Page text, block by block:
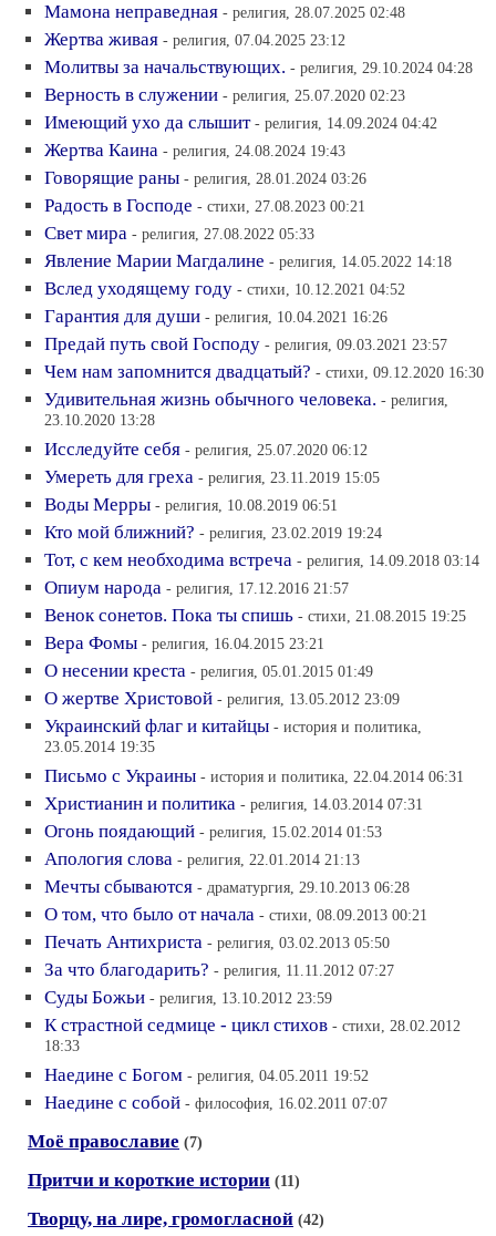
Мамона неправедная - религия, 28.07.2025 02:48
Жертва живая - религия, 07.04.2025 23:12
Молитвы за начальствующих. - религия, 29.10.2024 04:28
Верность в служении - религия, 25.07.2020 02:23
Имеющий ухо да слышит - религия, 14.09.2024 04:42
Жертва Каина - религия, 24.08.2024 19:43
Говорящие раны - религия, 28.01.2024 03:26
Радость в Господе - стихи, 27.08.2023 00:21
Свет мира - религия, 27.08.2022 05:33
Явление Марии Магдалине - религия, 14.05.2022 14:18
Вслед уходящему году - стихи, 10.12.2021 04:52
Гарантия для души - религия, 10.04.2021 16:26
Предай путь свой Господу - религия, 09.03.2021 23:57
Чем нам запомнится двадцатый? - стихи, 09.12.2020 16:30
Удивительная жизнь обычного человека. - религия,
23.10.2020 13:28
Исследуйте себя - религия, 25.07.2020 06:12
Умереть для греха - религия, 23.11.2019 15:05
Воды Мерры - религия, 10.08.2019 06:51
Кто мой ближний? - религия, 23.02.2019 19:24
Тот, с кем необходима встреча - религия, 14.09.2018 03:14
Опиум народа - религия, 17.12.2016 21:57
Венок сонетов. Пока ты спишь - стихи, 21.08.2015 19:25
Вера Фомы - религия, 16.04.2015 23:21
О несении креста - религия, 05.01.2015 01:49
О жертве Христовой - религия, 13.05.2012 23:09
Украинский флаг и китайцы - история и политика,
23.05.2014 19:35
Письмо с Украины - история и политика, 22.04.2014 06:31
Христианин и политика - религия, 14.03.2014 07:31
Огонь поядающий - религия, 15.02.2014 01:53
Апология слова - религия, 22.01.2014 21:13
Мечты сбываются - драматургия, 29.10.2013 06:28
О том, что было от начала - стихи, 08.09.2013 00:21
Печать Антихриста - религия, 03.02.2013 05:50
За что благодарить? - религия, 11.11.2012 07:27
Суды Божьи - религия, 13.10.2012 23:59
К страстной седмице - цикл стихов - стихи, 28.02.2012
18:33
Наедине с Богом - религия, 04.05.2011 19:52
Наедине с собой - философия, 16.02.2011 07:07
Моё православие (7)
Притчи и короткие истории (11)
Творцу, на лире, громогласной (42)